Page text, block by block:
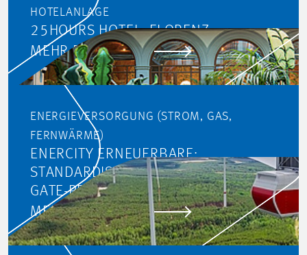
HOTELANLAGE
25HOURS HOTEL, FLORENZ
MEHR ERFAHREN
ENERGIEVERSORGUNG (STROM, GAS,
FERNWÄRME)
ENERCITY ERNEUERBARE:
STANDARDISIERUNG DES STAGE-
GATE-PROZESSES
MEHR ERFAHREN